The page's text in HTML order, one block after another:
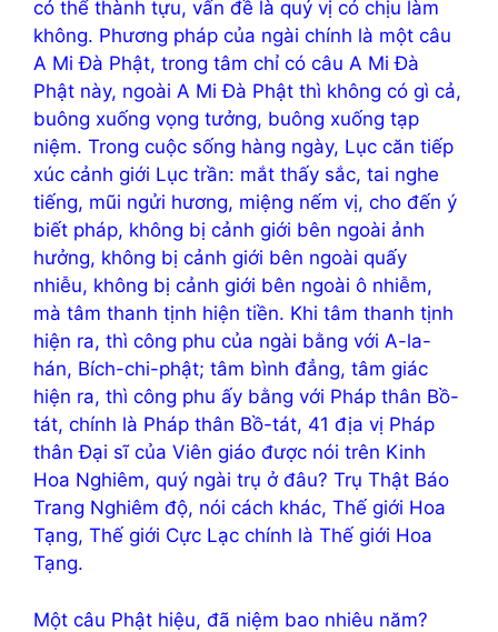
có thể thành tựu, vấn đề là quý vị có chịu làm
không. Phương pháp của ngài chính là một câu
A Mi Đà Phật, trong tâm chỉ có câu A Mi Đà
Phật này, ngoài A Mi Đà Phật thì không có gì cả,
buông xuống vọng tưởng, buông xuống tạp
niệm. Trong cuộc sống hàng ngày, Lục căn tiếp
xúc cảnh giới Lục trần: mắt thấy sắc, tai nghe
tiếng, mũi ngửi hương, miệng nếm vị, cho đến ý
biết pháp, không bị cảnh giới bên ngoài ảnh
hưởng, không bị cảnh giới bên ngoài quấy
nhiễu, không bị cảnh giới bên ngoài ô nhiễm,
mà tâm thanh tịnh hiện tiền. Khi tâm thanh tịnh
hiện ra, thì công phu của ngài bằng với A-la-
hán, Bích-chi-phật; tâm bình đẳng, tâm giác
hiện ra, thì công phu ấy bằng với Pháp thân Bồ-
tát, chính là Pháp thân Bồ-tát, 41 địa vị Pháp
thân Đại sĩ của Viên giáo được nói trên Kinh
Hoa Nghiêm, quý ngài trụ ở đâu? Trụ Thật Báo
Trang Nghiêm độ, nói cách khác, Thế giới Hoa
Tạng, Thế giới Cực Lạc chính là Thế giới Hoa
Tạng.
Một câu Phật hiệu, đã niệm bao nhiêu năm?